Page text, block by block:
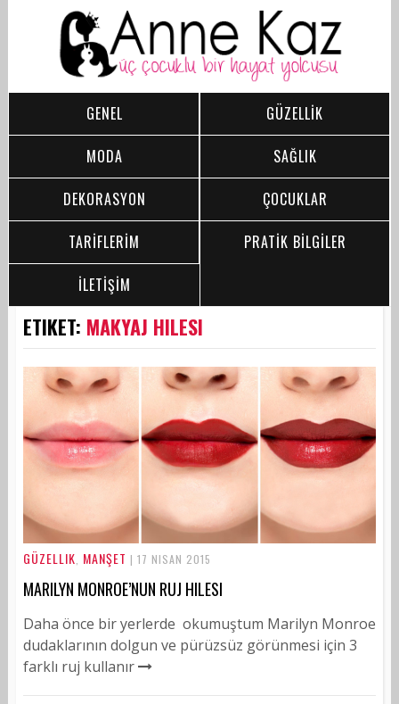
GENEL
GÜZELLİK
MODA
SAĞLIK
DEKORASYON
ÇOCUKLAR
TARİFLERİM
PRATİK BİLGİLER
İLETİŞİM
ETIKET: MAKYAJ HILESI
GÜZELLIK MANŞET | 17 NISAN 2015
MARILYN MONROE’NUN RUJ HILESI
Daha önce bir yerlerde okumuştum Marilyn Monroe
dudaklarının dolgun ve pürüzsüz görünmesi için 3
farklı ruj kullanır